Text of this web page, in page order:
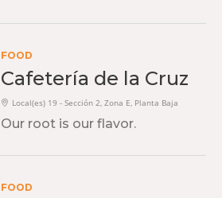
FOOD
Cafetería de la Cruz
Local(es) 19 - Sección 2, Zona E, Planta Baja
Our root is our flavor.
FOOD